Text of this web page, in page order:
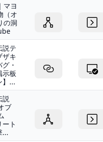
マヨ
（オ
の洞
説テ
ザキ
・
示板
】...
説
ブ
ト
...